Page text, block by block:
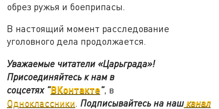
обрез ружья и боеприпасы.
В настоящий момент расследование
уголовного дела продолжается.
Уважаемые читатели «Царьграда»!
Присоединяйтесь к нам в
соцсетях "ВКонтакте", в
Одноклассники. Подписывайтесь на нашканал